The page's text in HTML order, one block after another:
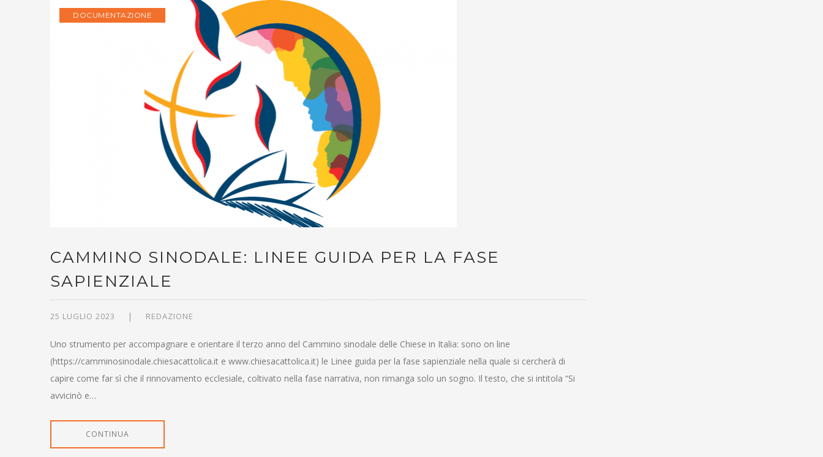
DOCUMENTAZIONE
CAMMINO SINODALE: LINEE GUIDA PER LA FASE
SAPIENZIALE
25 LUGLIO 2023 REDAZIONE
Uno strumento per accompagnare e orientare il terzo anno del Cammino sinodale delle Chiese in Italia: sono on line
(https://camminosinodale.chiesacattolica.it e www.chiesacattolica.it) le Linee guida per la fase sapienziale nella quale si cercherà di
capire come far sì che il rinnovamento ecclesiale, coltivato nella fase narrativa, non rimanga solo un sogno. Il testo, che si intitola “Si
avvicinò e…
CONTINUA